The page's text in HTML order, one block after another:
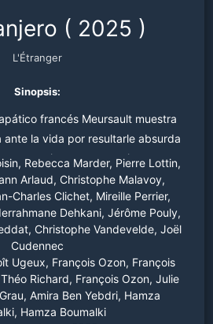
( 2025 )
L'Étranger
Sinopsis:
francés Meursault muestra
ante la vida por resultarle absurda
que se siente un extranjero en su
de la novela de Camus "El
extranjero".
Rebecca Marder, Pierre Lottin,
Arlaud, Christophe Malavoy,
Charles Clichet, Mireille Perrier,
Dehkani, Jérôme Pouly,
Christophe Vandevelde, Joël
Cudennec
Ugeux, François Ozon, François
Richard, François Ozon, Julie
Amira Ben Yebdri, Hamza
Hamza Boumalki